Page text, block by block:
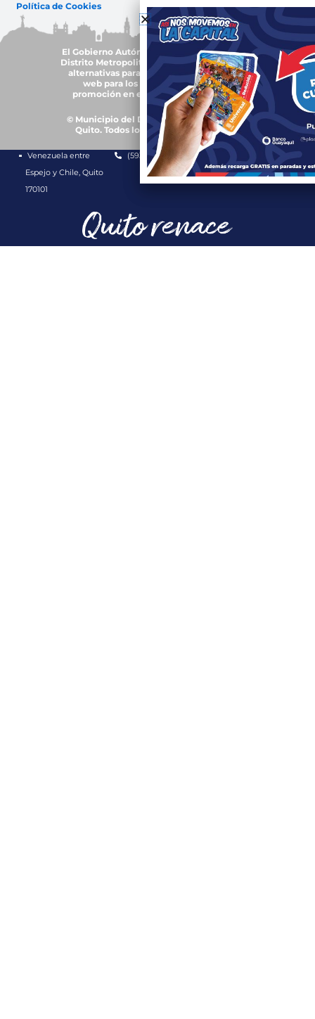
Política de Cookies
El Gobierno Autónomo Descentralizado del
Distrito Metropolitano de Quito, trabajará en
alternativas para garantizar accesibilidad
web para los grupos de atención y
promoción en el uso de plurilingüismo
© Municipio del Distrito Metropolitano de
Quito. Todos los derechos reservados.
Venezuela entre
Espejo y Chile, Quito
170101
(593-2) 3952300 1800 510 510